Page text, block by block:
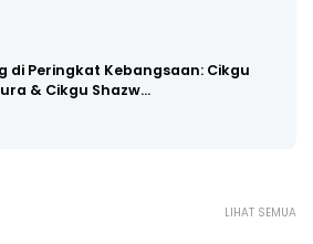
di Peringkat Kebangsaan: Cikgu
& Cikgu Shazw…
LIHAT SEMUA